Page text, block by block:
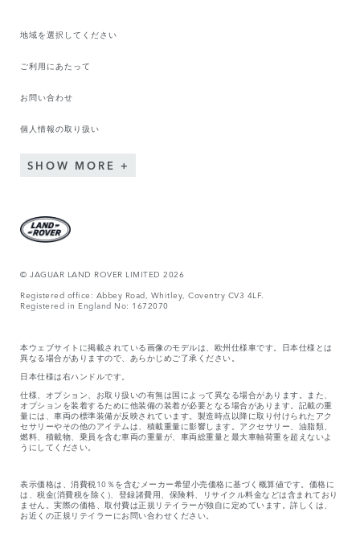
地域を選択してください​
ご利用にあたって
お問い合わせ
個人情報の取り扱い
SHOW MORE
© JAGUAR LAND ROVER LIMITED 2026
Registered office: Abbey Road, Whitley, Coventry CV3 4LF.
Registered in England No: 1672070
本ウェブサイトに掲載されている画像のモデルは、欧州仕様車です。日本仕様とは
異なる場合がありますので、あらかじめご了承ください。
日本仕様は右ハンドルです。
仕様、オプション、お取り扱いの有無は国によって異なる場合があります。また、
オプションを装着するために他装備の装着が必要となる場合があります。記載の重
量には、車両の標準装備が反映されています。製造時点以降に取り付けられたアク
セサリーやその他のアイテムは、積載重量に影響します。アクセサリー、油脂類、
燃料、積載物、乗員を含む車両の重量が、車両総重量と最大車軸荷重を超えないよ
うにしてください。
表示価格は、消費税10％を含むメーカー希望小売価格に基づく概算値です。価格に
は、税金(消費税を除く)、登録諸費用、保険料、リサイクル料金などは含まれており
ません。実際の価格、取付費は正規リテイラーが独自に定めています。詳しくは、
お近くの正規リテイラーにお問い合わせください。